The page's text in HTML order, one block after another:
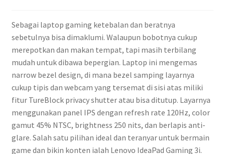
Sebagai laptop gaming ketebalan dan beratnya
sebetulnya bisa dimaklumi. Walaupun bobotnya cukup
merepotkan dan makan tempat, tapi masih terbilang
mudah untuk dibawa bepergian. Laptop ini mengemas
narrow bezel design, di mana bezel samping layarnya
cukup tipis dan webcam yang tersemat di sisi atas miliki
fitur TureBlock privacy shutter atau bisa ditutup. Layarnya
menggunakan panel IPS dengan refresh rate 120Hz, color
gamut 45% NTSC, brightness 250 nits, dan berlapis anti-
glare. Salah satu pilihan ideal dan teranyar untuk bermain
game dan bikin konten ialah Lenovo IdeaPad Gaming 3i.